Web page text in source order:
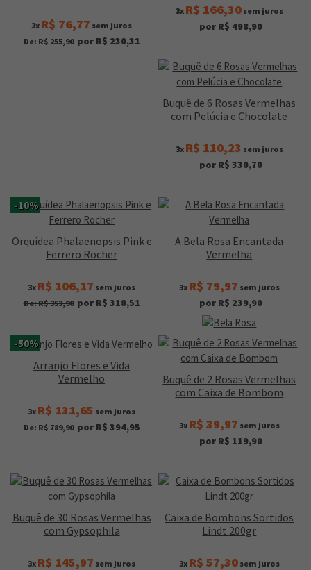
3x R$ 76,77 sem juros
De: R$ 255,90 por R$ 230,31
3x R$ 166,30sem juros
por R$ 498,90
Buquê de 6 Rosas Vermelhas
com Pelúcia e Chocolate
3x R$ 110,23 sem juros
por R$ 330,70
-10%
Orquídea Phalaenopsis Pink e
Ferrero Rocher
3x R$ 106,17 sem juros
De: R$ 353,90 por R$ 318,51
A Bela Rosa Encantada
Vermelha
3x R$ 79,97 sem juros
por R$ 239,90
-50%
Arranjo Flores e Vida
Vermelho
3x R$ 131,65 sem juros
De: R$ 789,90 por R$ 394,95
Buquê de 2 Rosas Vermelhas
com Caixa de Bombom
3x R$ 39,97 sem juros
por R$ 119,90
Buquê de 30 Rosas Vermelhas
com Gypsophila
3x R$ 145,97 sem juros
Caixa de Bombons Sortidos
Lindt 200gr
3x R$ 57,30sem juros